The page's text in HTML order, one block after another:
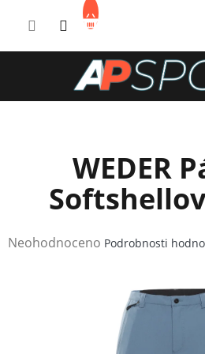
WEDER
Průměrné
Neohodnoceno Podrobnosti